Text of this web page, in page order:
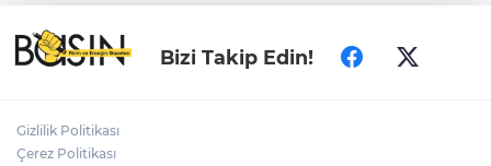
Türkiye ile Vietnam arasında 'hava'da
yeni dönem... Sefer kapasitesi artırıldı
Bizi Takip Edin!
Gizlilik Politikası
Çerez Politikası